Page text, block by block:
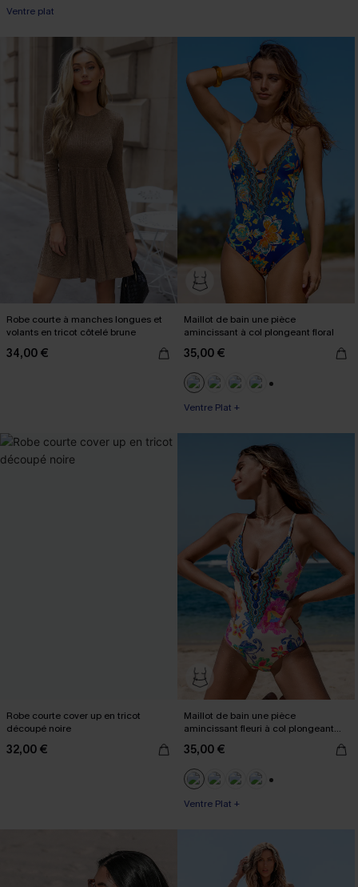
Ventre plat
Robe courte à manches longues et
volants en tricot côtelé brune
34,00 €
Maillot de bain une pièce
amincissant à col plongeant floral
35,00 €
Ventre Plat +
Robe courte cover up en tricot
découpé noire
32,00 €
Maillot de bain une pièce
amincissant fleuri à col plongeant
35,00 €
Ventre Plat +